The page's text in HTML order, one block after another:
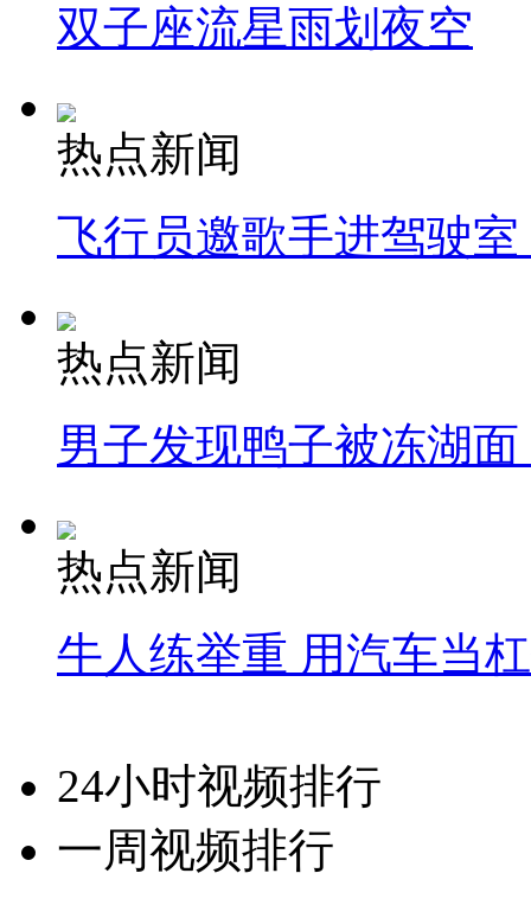
双子座流星雨划夜空
热点新闻
飞行员邀歌手进驾驶
热点新闻
男子发现鸭子被冻湖
热点新闻
牛人练举重 用汽车当
24小时视频排行
一周视频排行